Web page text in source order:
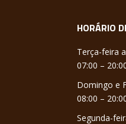
HORÁRIO
Terça-feira
07:00 –
Domingo e
08:00 –
Segunda-